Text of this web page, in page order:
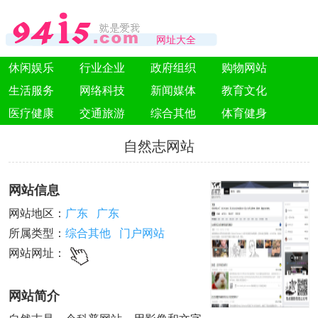
网址大全
休闲娱乐 行业企业 政府组织
购物网站
生活服务
网络科技 新闻媒体
教育文化
医疗健康
交通旅游 综合其他 体育健身
自然志网站
网站信息
网站地区： 广东
广东
所属类型： 综合其他
门户网站
网站网址：
网站简介